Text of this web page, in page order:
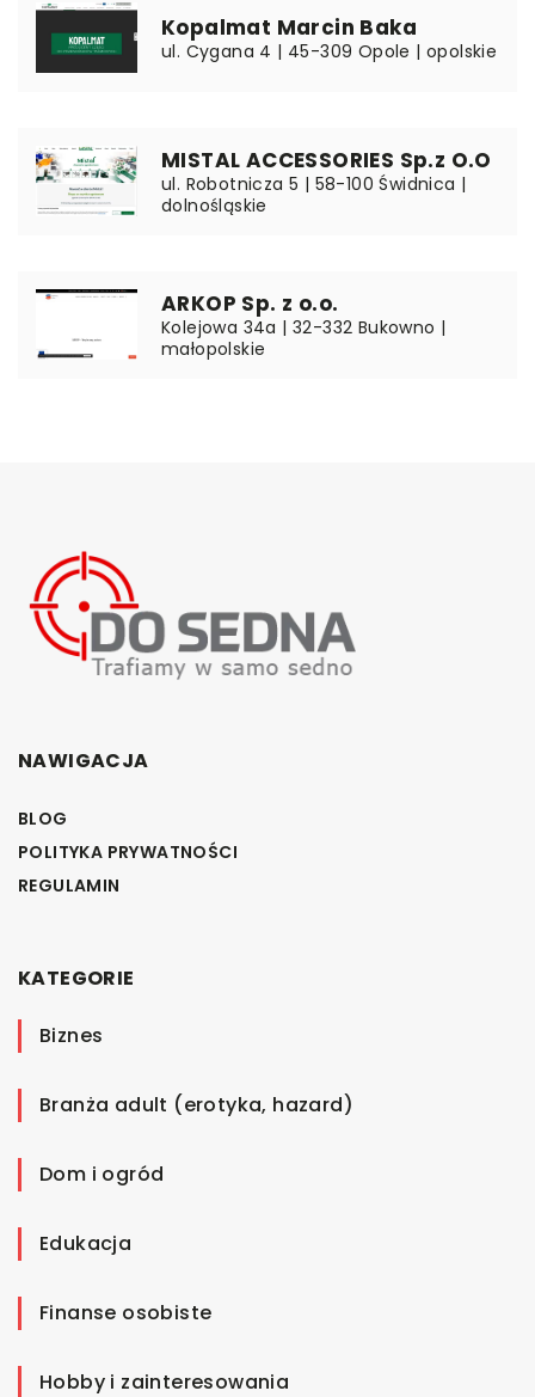
Kopalmat Marcin Baka
ul. Cygana 4 | 45-309 Opole | opolskie
MISTAL ACCESSORIES Sp.z O.O
ul. Robotnicza 5 | 58-100 Świdnica |
dolnośląskie
ARKOP Sp. z o.o.
Kolejowa 34a | 32-332 Bukowno |
małopolskie
NAWIGACJA
BLOG
POLITYKA PRYWATNOŚCI
REGULAMIN
KATEGORIE
Biznes
Branża adult (erotyka, hazard)
Dom i ogród
Edukacja
Finanse osobiste
Hobby i zainteresowania